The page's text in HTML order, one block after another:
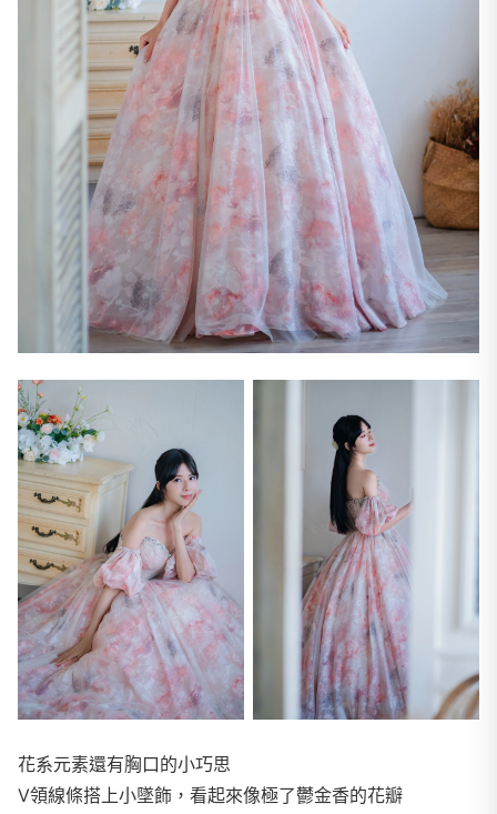
花系元素還有胸口的小巧思
V領線條搭上小墜飾，看起來像極了鬱金香的花瓣